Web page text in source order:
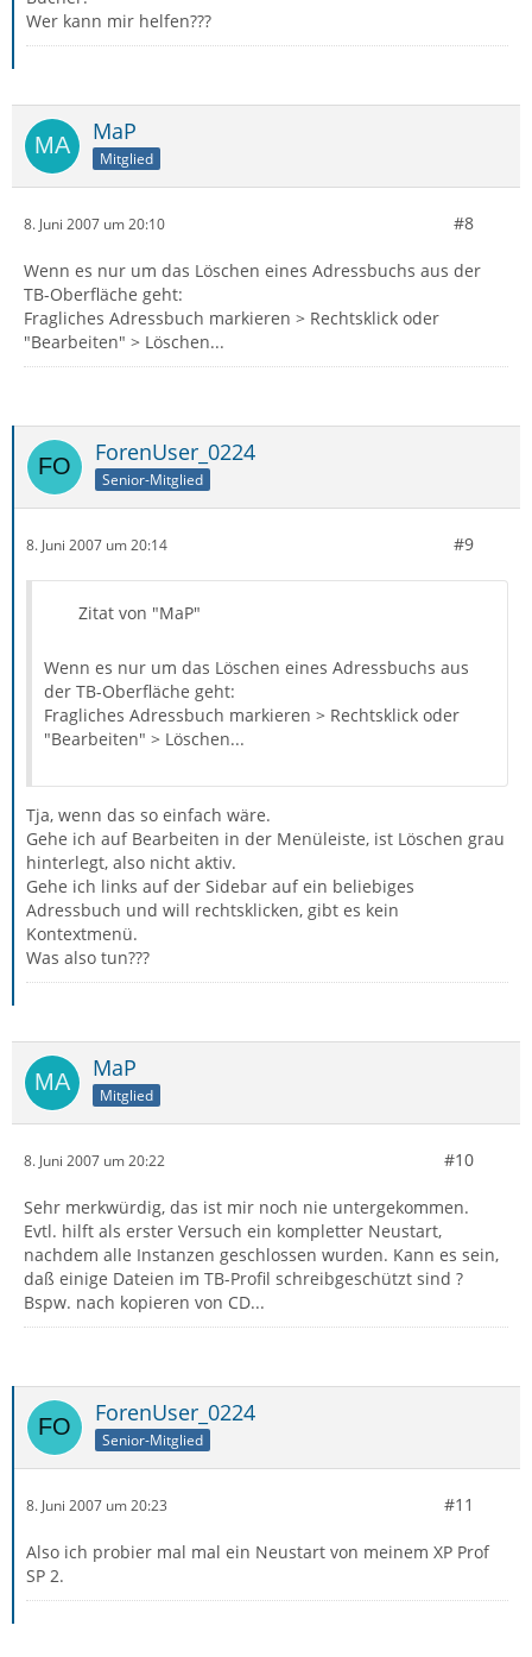
Wer kann mir helfen???
MaP
Mitglied
8. Juni 2007 um 20:10 #8
Wenn es nur um das Löschen eines Adressbuchs aus der
TB-Oberfläche geht:
Fragliches Adressbuch markieren > Rechtsklick oder
"Bearbeiten" > Löschen...
ForenUser_0224
Senior-Mitglied
8. Juni 2007 um 20:14 #9
Zitat von "MaP"
Wenn es nur um das Löschen eines Adressbuchs aus
der TB-Oberfläche geht:
Fragliches Adressbuch markieren > Rechtsklick oder
"Bearbeiten" > Löschen...
Tja, wenn das so einfach wäre.
Gehe ich auf Bearbeiten in der Menüleiste, ist Löschen grau
hinterlegt, also nicht aktiv.
Gehe ich links auf der Sidebar auf ein beliebiges
Adressbuch und will rechtsklicken, gibt es kein
Kontextmenü.
Was also tun???
MaP
Mitglied
8. Juni 2007 um 20:22 #10
Sehr merkwürdig, das ist mir noch nie untergekommen.
Evtl. hilft als erster Versuch ein kompletter Neustart,
nachdem alle Instanzen geschlossen wurden. Kann es sein,
daß einige Dateien im TB-Profil schreibgeschützt sind ?
Bspw. nach kopieren von CD...
ForenUser_0224
Senior-Mitglied
8. Juni 2007 um 20:23 #11
Also ich probier mal mal ein Neustart von meinem XP Prof
SP 2.